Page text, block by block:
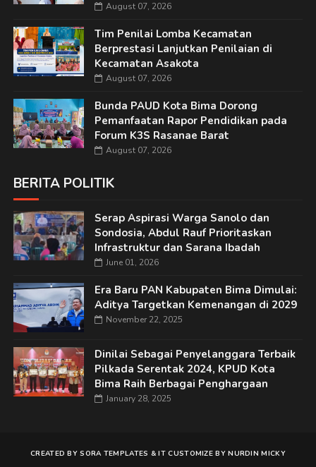
August 07, 2026
Tim Penilai Lomba Kecamatan
Berprestasi Lanjutkan Penilaian di
Kecamatan Asakota
August 07, 2026
Bunda PAUD Kota Bima Dorong
Pemanfaatan Rapor Pendidikan pada
Forum K3S Rasanae Barat
August 07, 2026
BERITA POLITIK
Serap Aspirasi Warga Sanolo dan
Sondosia, Abdul Rauf Prioritaskan
Infrastruktur dan Sarana Ibadah
June 01, 2026
Era Baru PAN Kabupaten Bima Dimulai:
Aditya Targetkan Kemenangan di 2029
November 22, 2025
Dinilai Sebagai Penyelanggara Terbaik
Pilkada Serentak 2024, KPUD Kota
Bima Raih Berbagai Penghargaan
January 28, 2025
CREATED BYSORA TEMPLATES &IT CUSTOMIZE BYNURDIN MICKY